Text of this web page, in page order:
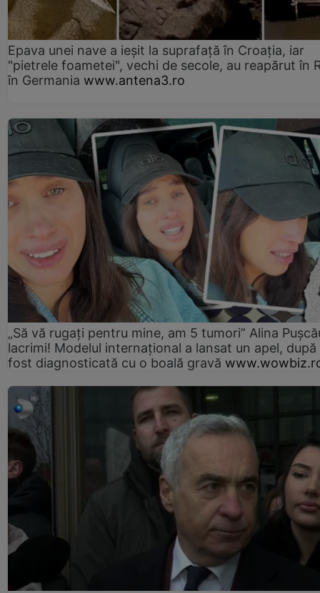
Epava unei nave a ieșit la suprafață în Croația, iar
"pietrele foametei", vechi de secole, au reapărut în
în Germania www.antena3.ro
„Să vă rugați pentru mine, am 5 tumori” Alina
lacrimi! Modelul internațional a lansat un apel, după
fost diagnosticată cu o boală gravă